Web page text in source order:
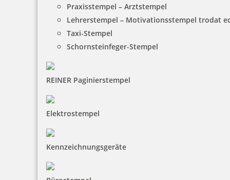
Praxisstempel – Arztstempel
Lehrerstempel – Motivationsstempel trodat
Taxi-Stempel
Schornsteinfeger-Stempel
REINER Paginierstempel
Elektrostempel
Kennzeichnungsgeräte
Look
Jetzt gestalten